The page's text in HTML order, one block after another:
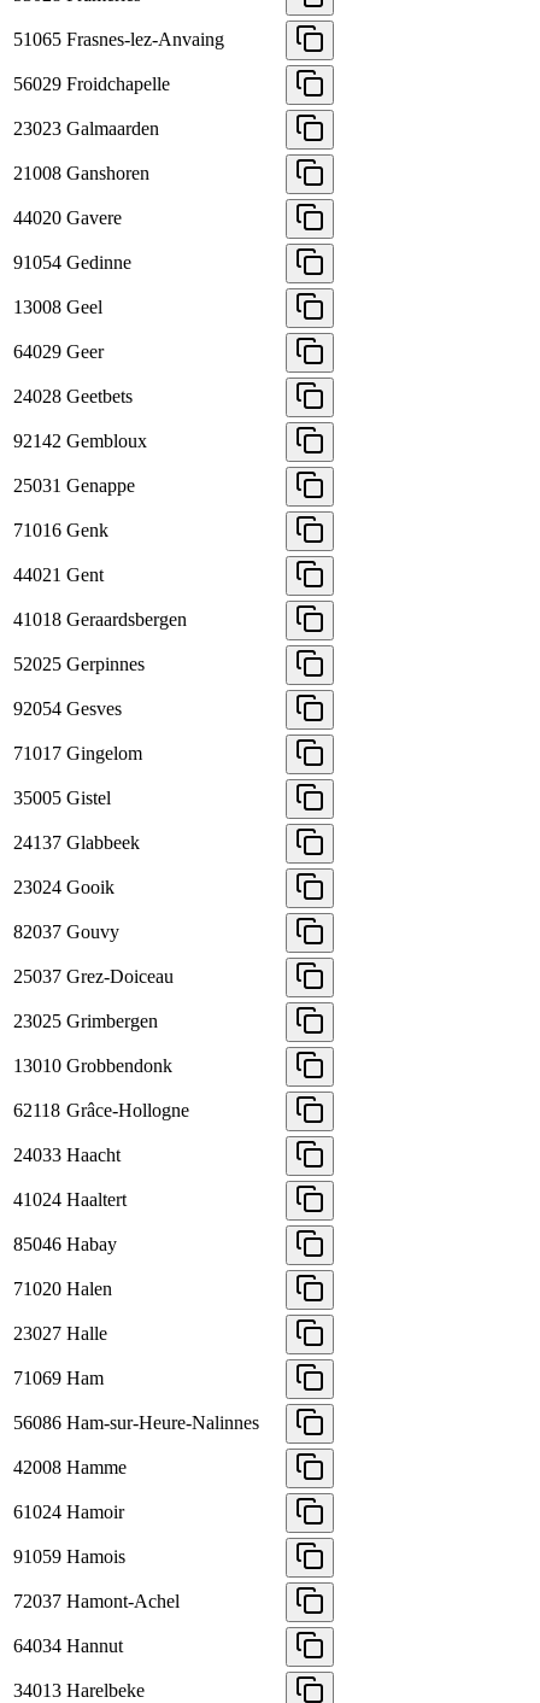
51065 Frasnes-lez-Anvaing
56029 Froidchapelle
23023 Galmaarden
21008 Ganshoren
44020 Gavere
91054 Gedinne
13008 Geel
64029 Geer
24028 Geetbets
92142 Gembloux
25031 Genappe
71016 Genk
44021 Gent
41018 Geraardsbergen
52025 Gerpinnes
92054 Gesves
71017 Gingelom
35005 Gistel
24137 Glabbeek
23024 Gooik
82037 Gouvy
25037 Grez-Doiceau
23025 Grimbergen
13010 Grobbendonk
62118 Grâce-Hollogne
24033 Haacht
41024 Haaltert
85046 Habay
71020 Halen
23027 Halle
71069 Ham
56086 Ham-sur-Heure-Nalinnes
42008 Hamme
61024 Hamoir
91059 Hamois
72037 Hamont-Achel
64034 Hannut
34013 Harelbeke